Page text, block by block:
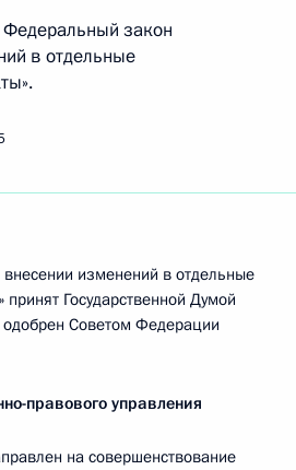
закон
в отдельные
изменений в отдельные
Государственной Думой
Советом Федерации
правового управления
на совершенствование